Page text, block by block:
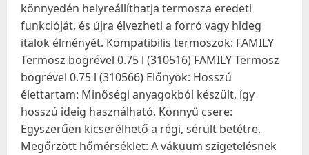
könnyedén helyreállíthatja termosza eredeti
funkcióját, és újra élvezheti a forró vagy hideg
italok élményét. Kompatibilis termoszok: FAMILY
Termosz bögrével 0.75 l (310516) FAMILY Termosz
bögrével 0.75 l (310566) Előnyök: Hosszú
élettartam: Minőségi anyagokból készült, így
hosszú ideig használható. Könnyű csere:
Egyszerűen kicserélhető a régi, sérült betétre.
Megőrzött hőmérséklet: A vákuum szigetelésnek